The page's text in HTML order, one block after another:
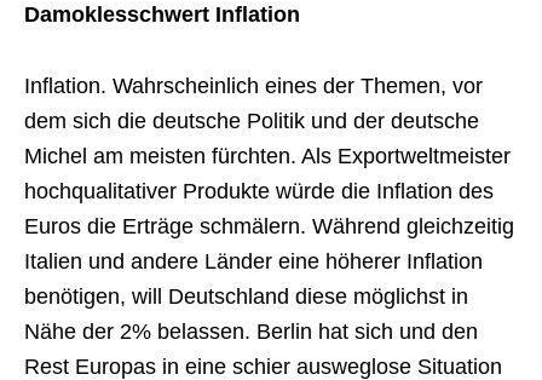
Damoklesschwert Inflation
Inflation. Wahrscheinlich eines der Themen, vor
dem sich die deutsche Politik und der deutsche
Michel am meisten fürchten. Als Exportweltmeister
hochqualitativer Produkte würde die Inflation des
Euros die Erträge schmälern. Während gleichzeitig
Italien und andere Länder eine höherer Inflation
benötigen, will Deutschland diese möglichst in
Nähe der 2% belassen. Berlin hat sich und den
Rest Europas in eine schier ausweglose Situation